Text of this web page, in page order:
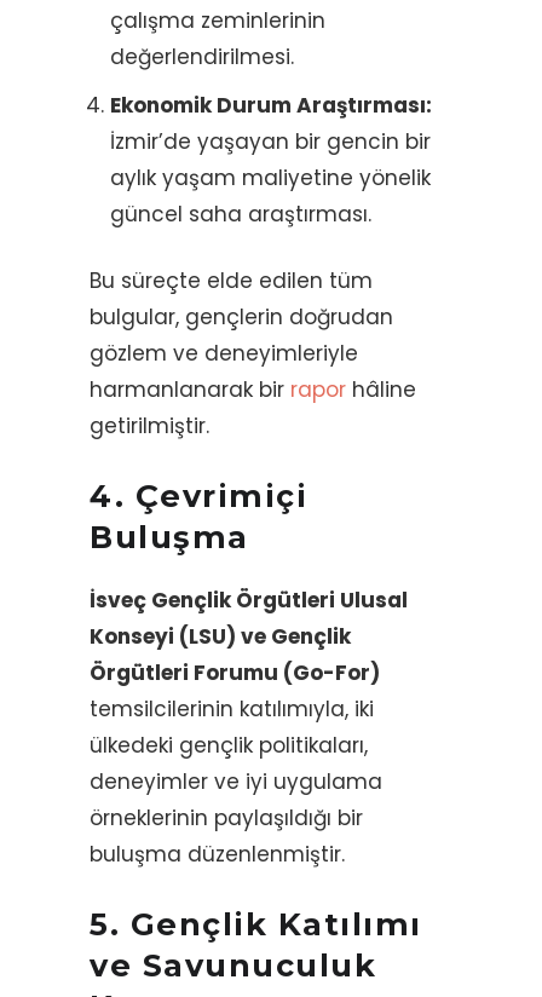
çalışma zeminlerinin
değerlendirilmesi.
Ekonomik Durum Araştırması:
İzmir’de yaşayan bir gencin bir
aylık yaşam maliyetine yönelik
güncel saha araştırması.
Bu süreçte elde edilen tüm
bulgular, gençlerin doğrudan
gözlem ve deneyimleriyle
harmanlanarak bir rapor hâline
getirilmiştir.
4. Çevrimiçi
Buluşma
İsveç Gençlik Örgütleri Ulusal
Konseyi (LSU) ve Gençlik
Örgütleri Forumu (Go-For)
temsilcilerinin katılımıyla, iki
ülkedeki gençlik politikaları,
deneyimler ve iyi uygulama
örneklerinin paylaşıldığı bir
buluşma düzenlenmiştir.
5. Gençlik Katılımı
ve Savunuculuk